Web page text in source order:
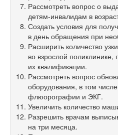
Рассмотреть вопрос о
детям-инвалидам в
Создать условия для
в день обращения при
Расширить количество
во взрослой поликлинике,
их квалификации.
Рассмотреть вопрос
оборудования, в том
флюорографии и ЭКГ.
Увеличить количество
Разрешить врачам
на три месяца.